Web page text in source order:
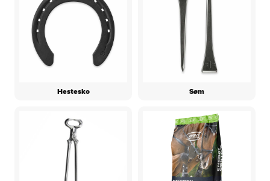
Hestesko Søm